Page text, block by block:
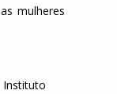
mulheres